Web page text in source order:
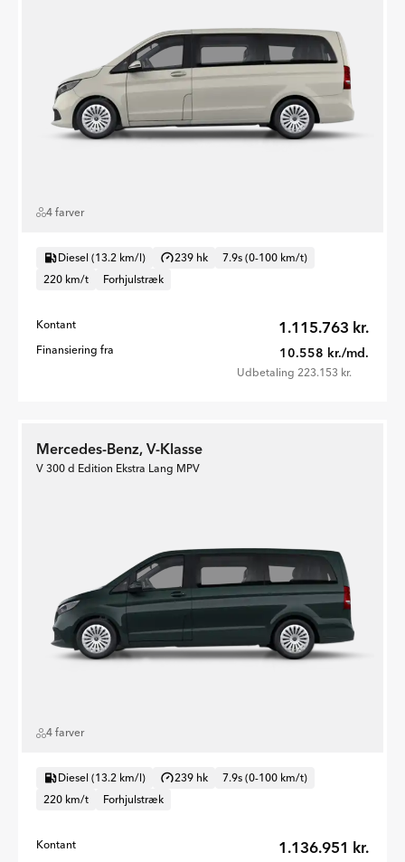
4 farver
Diesel (13.2 km/l) 239 hk
7.9s (0-100 km/t)
220 km/t
Forhjulstræk
Kontant 1.115.763 kr.
Finansiering fra 10.558 kr./md.
Udbetaling 223.153 kr.
Mercedes-Benz, V-Klasse
V 300 d Edition Ekstra Lang MPV
4 farver
Diesel (13.2 km/l) 239 hk
7.9s (0-100 km/t)
220 km/t
Forhjulstræk
Kontant 1.136.951 kr.